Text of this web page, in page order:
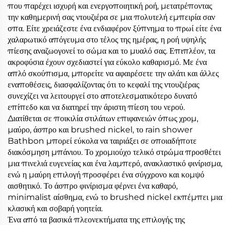
που παρέχει ισχυρή και ενεργοποιητική ροή, μετατρέποντας
την καθημερινή σας ντουζιέρα σε μια πολυτελή εμπειρία σαν
σπα. Είτε χρειάζεστε ένα ενδιαφέρον ξύπνημα το πρωί είτε ένα
χαλαρωτικό απόγευμα στο τέλος της ημέρας, η ροή υψηλής
πίεσης αναζωογονεί το σώμα και το μυαλό σας. Επιπλέον, τα
ακροφύσια έχουν σχεδιαστεί για εύκολο καθαρισμό. Με ένα
απλό σκούπισμα, μπορείτε να αφαιρέσετε την αλάτι και άλλες
εναποθέσεις, διασφαλίζοντας ότι το κεφαλί της ντουζιέρας
συνεχίζει να λειτουργεί στο αποτελεσματικότερο δυνατό
επίπεδο και να διατηρεί την άριστη πίεση του νερού.
Διατίθεται σε ποικιλία στιλάτων επιφανειών όπως χρομ,
μαύρο, άσπρο και brushed nickel, το rain shower
Bathbon μπορεί εύκολα να ταιριάξει σε οποιαδήποτε
διακόσμηση μπάνιου. Το χρομιούχο τελικό στρώμα προσθέτει
μια πινελιά ευγενείας και ένα λαμπερό, ανακλαστικό φινίρισμα,
ενώ η μαύρη επιλογή προσφέρει ένα σύγχρονο και κομψό
αισθητικό. Το άσπρο φινίρισμα φέρνει ένα καθαρό,
minimalist αίσθημα, ενώ το brushed nickel εκπέμπει μια
κλασική και σοβαρή γοητεία.
Ένα από τα βασικά πλεονεκτήματα της επιλογής της